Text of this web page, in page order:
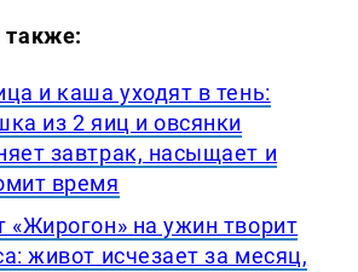
также:
и каша уходят в тень:
из 2 яиц и овсянки
завтрак, насыщает и
время
«Жирогон» на ужин творит
живот исчезает за месяц,